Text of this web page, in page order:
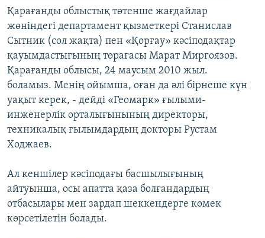
Қарағанды облыстық төтенше жағдайлар
жөніндегі департамент қызметкері Станислав
Сытник (сол жақта) пен «Қорғау» кәсіподақтар
қауымдастығының төрағасы Марат Миргоязов.
Қарағанды облысы, 24 маусым 2010 жыл.
боламыз. Менің ойымша, оған да әлі бірнеше күн
уақыт керек, - дейді «Геомарк» ғылыми-
инженерлік орталығынының директоры,
техникалық ғылымдардың докторы Рустам
Ходжаев.
Ал кеншілер кәсіподағы басшылығының
айтуынша, осы апатта қаза болғандардың
отбасылары мен зардап шеккендерге көмек
көрсетілетін болады.